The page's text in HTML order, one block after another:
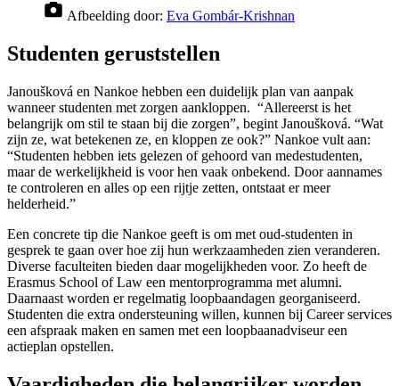
Afbeelding door: Eva Gombár-Krishnan
Studenten geruststellen
Janoušková en Nankoe hebben een duidelijk plan van aanpak
wanneer studenten met zorgen aankloppen. “Allereerst is het
belangrijk om stil te staan bij die zorgen”, begint Janoušková. “Wat
zijn ze, wat betekenen ze, en kloppen ze ook?” Nankoe vult aan:
“Studenten hebben iets gelezen of gehoord van medestudenten,
maar de werkelijkheid is voor hen vaak onbekend. Door aannames
te controleren en alles op een rijtje zetten, ontstaat er meer
helderheid.”
Een concrete tip die Nankoe geeft is om met oud-studenten in
gesprek te gaan over hoe zij hun werkzaamheden zien veranderen.
Diverse faculteiten bieden daar mogelijkheden voor. Zo heeft de
Erasmus School of Law een mentorprogramma met alumni.
Daarnaast worden er regelmatig loopbaandagen georganiseerd.
Studenten die extra ondersteuning willen, kunnen bij Career services
een afspraak maken en samen met een loopbaanadviseur een
actieplan opstellen.